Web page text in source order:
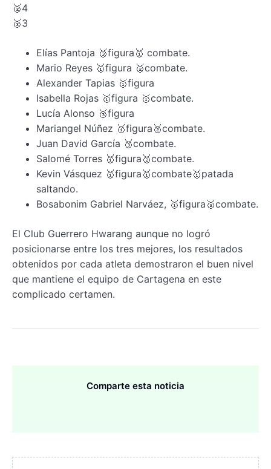
🥈4
🥉3
Elías Pantoja 🥉figura🥇 combate.
⁠Mario Reyes 🥇figura 🥈combate.
⁠Alexander Tapias 🥇figura
⁠Isabella Rojas 🥇figura 🥇combate.
⁠Lucía Alonso 🥉figura
⁠Mariangel Núñez 🥇figura🥈combate.
⁠Juan David García 🥉combate.
⁠Salomé Torres 🥇figura🥈combate.
⁠Kevin Vásquez 🥇figura🥇combate🥇patada
saltando.
⁠Bosabonim Gabriel Narváez, 🥇figura🥈combate.
El Club Guerrero Hwarang aunque no logró
posicionarse entre los tres mejores, los resultados
obtenidos por cada atleta demostraron el buen nivel
que mantiene el equipo de Cartagena en este
complicado certamen.
Comparte esta noticia